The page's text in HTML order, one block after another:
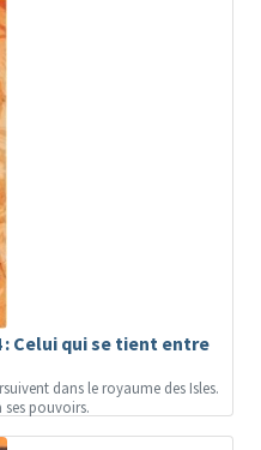
: Celui qui se tient entre
dans le royaume des Isles.
pouvoirs.